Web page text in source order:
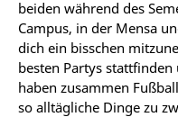
beiden während des
Campus, in der Mensa
dich ein bisschen
besten Partys
haben zusammen
so alltägliche Dinge zu